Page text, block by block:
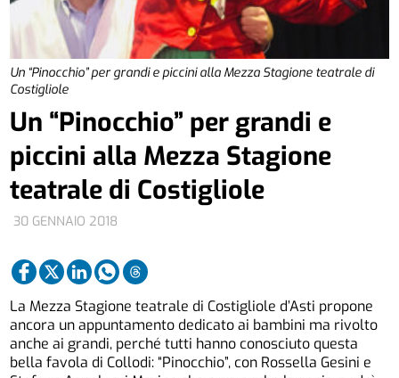
Un “Pinocchio” per grandi e piccini alla Mezza Stagione teatrale di
Costigliole
30 GENNAIO 2018
Un “Pinocchio” per grandi e
piccini alla Mezza Stagione
teatrale di Costigliole
La Mezza Stagione teatrale di Costigliole d’Asti propone
ancora un appuntamento dedicato ai bambini ma rivolto
anche ai grandi, perché tutti hanno conosciuto questa
bella favola di Collodi: “Pinocchio”, con Rossella Gesini e